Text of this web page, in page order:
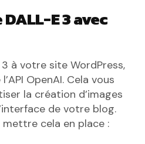
E 3 avec
à votre site WordPress,
OpenAI. Cela vous
la création d’images
de votre blog.
cela en place :